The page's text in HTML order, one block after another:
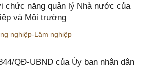
chức năng quản lý Nhà nước của
và Môi trường
nghiệp-Lâm nghiệp
QĐ-UBND của Ủy ban nhân dân